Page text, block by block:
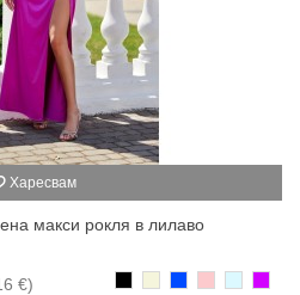
Харесвам
макси рокля в лилаво
€)